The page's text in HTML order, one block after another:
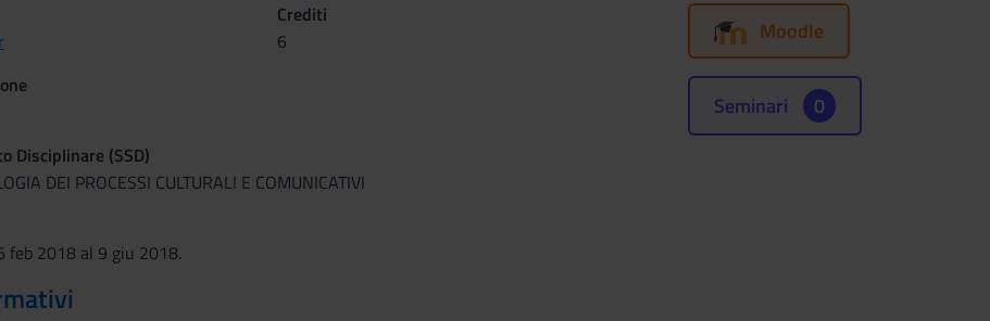
Crediti
6
Disciplinare (SSD)
DEI PROCESSI CULTURALI E COMUNICATIVI
feb 2018 al 9 giu 2018.
Moodle
Seminari 0